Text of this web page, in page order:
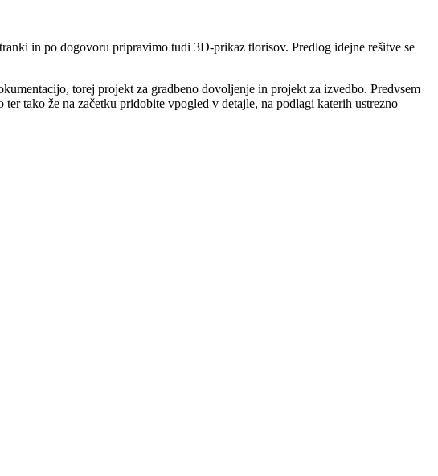
in po dogovoru pripravimo tudi 3D-prikaz tlorisov. Predlog idejne rešitve se
torej projekt za gradbeno dovoljenje in projekt za izvedbo. Predvsem
tako že na začetku pridobite vpogled v detajle, na podlagi katerih ustrezno